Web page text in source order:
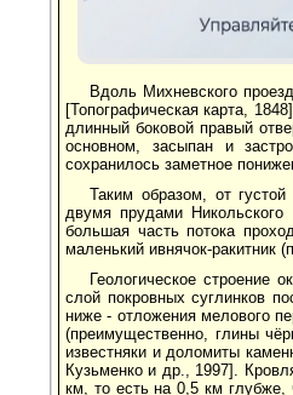
Вдоль Михневского
[Топографическая карта,
длинный боковой правый
основном, засыпан и
сохранилось заметное
Таким образом, от
двумя прудами
большая часть потока
маленький ивнячок-ракитник
Геологическое строение
слой покровных суглинков
ниже - отложения мелового
(преимущественно, глины
известняки и доломиты
Кузьменко и др., 1997].
км, то есть на 0,5 км